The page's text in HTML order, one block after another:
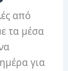
από
τα μέσα
για